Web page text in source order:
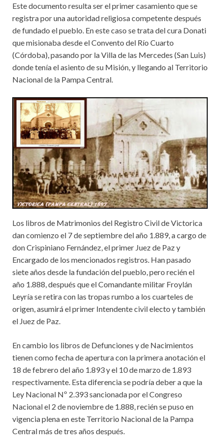
Este documento resulta ser el primer casamiento que se
registra por una autoridad religiosa competente después
de fundado el pueblo. En este caso se trata del cura Donati
que misionaba desde el Convento del Río Cuarto
(Córdoba), pasando por la Villa de las Mercedes (San Luis)
donde tenía el asiento de su Misión, y llegando al Territorio
Nacional de la Pampa Central.
Los libros de Matrimonios del Registro Civil de Victorica
dan comienzo el 7 de septiembre del año 1.889, a cargo de
don Crispiniano Fernández, el primer Juez de Paz y
Encargado de los mencionados registros. Han pasado
siete años desde la fundación del pueblo, pero recién el
año 1.888, después que el Comandante militar Froylán
Leyría se retira con las tropas rumbo a los cuarteles de
origen, asumirá el primer Intendente civil electo y también
el Juez de Paz.
En cambio los libros de Defunciones y de Nacimientos
tienen como fecha de apertura con la primera anotación el
18 de febrero del año 1.893 y el 10 de marzo de 1.893
respectivamente. Esta diferencia se podría deber a que la
Ley Nacional Nº 2.393 sancionada por el Congreso
Nacional el 2 de noviembre de 1.888, recién se puso en
vigencia plena en este Territorio Nacional de la Pampa
Central más de tres años después.